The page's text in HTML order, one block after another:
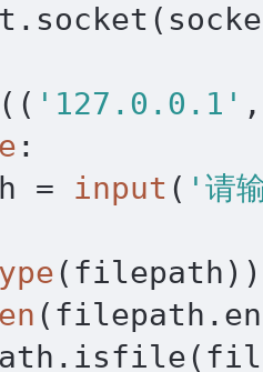
'127.0.0.1'
:
= input ( '请
(filepath))